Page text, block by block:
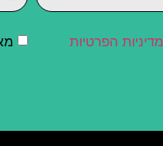
מדיניות הפרטיות